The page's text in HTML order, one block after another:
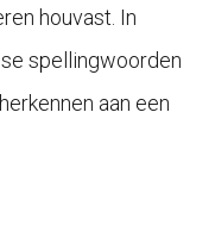
houvast. In
spellingwoorden
aan een